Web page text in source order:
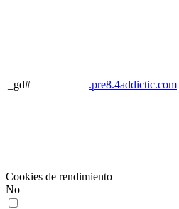
_gd# .pre8.4addictic.com
Cookies de rendimiento
No